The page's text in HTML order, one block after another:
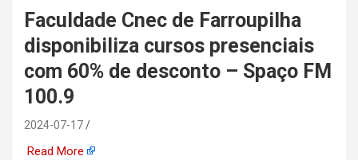
automotiva, mineração,
indústria naval, etc
Faculdade Cnec de Farroupilha
disponibiliza cursos presenciais
com 60% de desconto – Spaço FM
100.9
2024-07-17
Read More